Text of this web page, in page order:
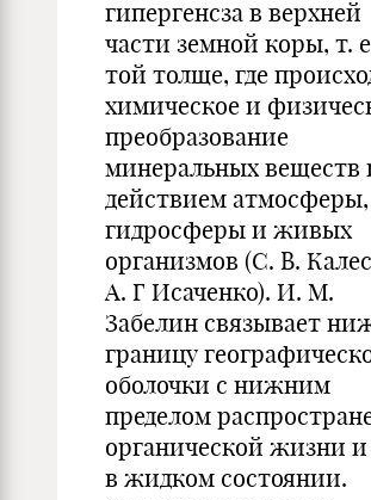
гипергенсза в верхней
части земной коры, т.
той толще, где
химическое и
преобразование
минеральных веществ
действием атмосферы,
гидросферы и живых
организмов (С. В.
А. Г Исаченко). И. М.
Забелин связывает
границу
оболочки с нижним
пределом
органической жизни
в жидком состоянии.